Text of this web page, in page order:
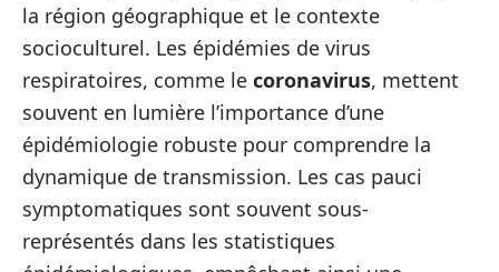
la région géographique et le contexte
socioculturel. Les épidémies de virus
respiratoires, comme le coronavirus, mettent
souvent en lumière l’importance d’une
épidémiologie robuste pour comprendre la
dynamique de transmission. Les cas pauci
symptomatiques sont souvent sous-
représentés dans les statistiques